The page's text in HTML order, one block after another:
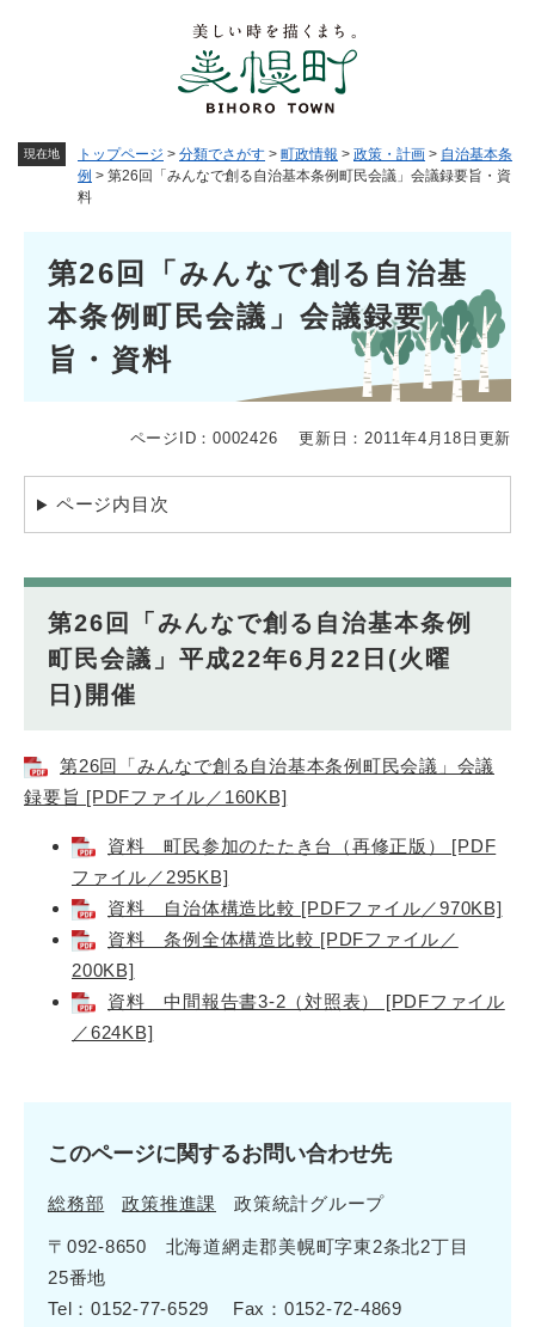
現在地 トップページ > 分類でさがす > 町政情報 > 政策・計画 > 自治基本条
例 > 第26回「みんなで創る自治基本条例町民会議」会議録要旨・資
料
第26回「みんなで創る自治基
本条例町民会議」会議録要
旨・資料
ページID：0002426 更新日：2011年4月18日更新
ページ内目次
第26回「みんなで創る自治基本条例
町民会議」平成22年6月22日(火曜
日)開催
第26回「みんなで創る自治基本条例町民会議」会議
録要旨 [PDFファイル／160KB]
資料 町民参加のたたき台（再修正版） [PDF
ファイル／295KB]
資料 自治体構造比較 [PDFファイル／970KB]
資料 条例全体構造比較 [PDFファイル／
200KB]
資料 中間報告書3-2（対照表） [PDFファイル
／624KB]
このページに関するお問い合わせ先
総務部 政策推進課 政策統計グループ
〒092-8650 北海道網走郡美幌町字東2条北2丁目
25番地
Tel：0152-77-6529
Fax：0152-72-4869